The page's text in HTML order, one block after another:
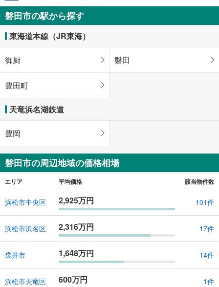
磐田市の駅から探す
東海道本線（JR東海）
御厨 磐田
豊田町
天竜浜名湖鉄道
豊岡
磐田市の周辺地域の価格相場
エリア 平均価格 該当物件数
浜松市中央区 2,925万円 101件
浜松市浜名区 2,316万円 17件
袋井市 1,648万円 14件
浜松市天竜区 600万円 1件